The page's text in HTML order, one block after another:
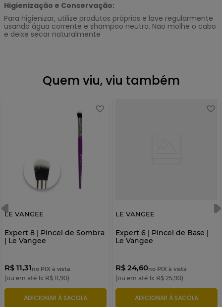
Higienização e Conservação:
Para higienizar, utilize produtos próprios e lave regularmente
usando água corrente e shampoo neutro. Não molhe o cabo
e deixe secar naturalmente
Quem viu, viu também
LE VANGEE
Expert 8 | Pincel de Sombra
| Le Vangee
R$ 11,31no PIX à vista
(ou em até 1x R$ 11,90)
ADICIONAR À SACOLA
LE VANGEE
Expert 6 | Pincel de Base |
Le Vangee
R$ 24,60no PIX à vista
(ou em até 1x R$ 25,90)
ADICIONAR À SACOLA